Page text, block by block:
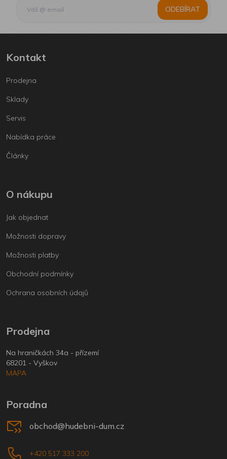
ODEBÍRAT
Kontakt
Prodejna
Sklady
Servis
Nabídka práce
Články
O nákupu
Jak objednat
Možnosti dopravy
Možnosti platby
Obchodní podmínky
Ochrana osobních údajů
Prodejna
Na hraničkách 34a - přízemí
68201 - Vyškov
MAPA
Poradna
obchod@hudebni-dum.cz
+420 517 333 200